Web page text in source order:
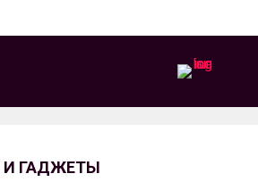
ГАДЖЕТЫ